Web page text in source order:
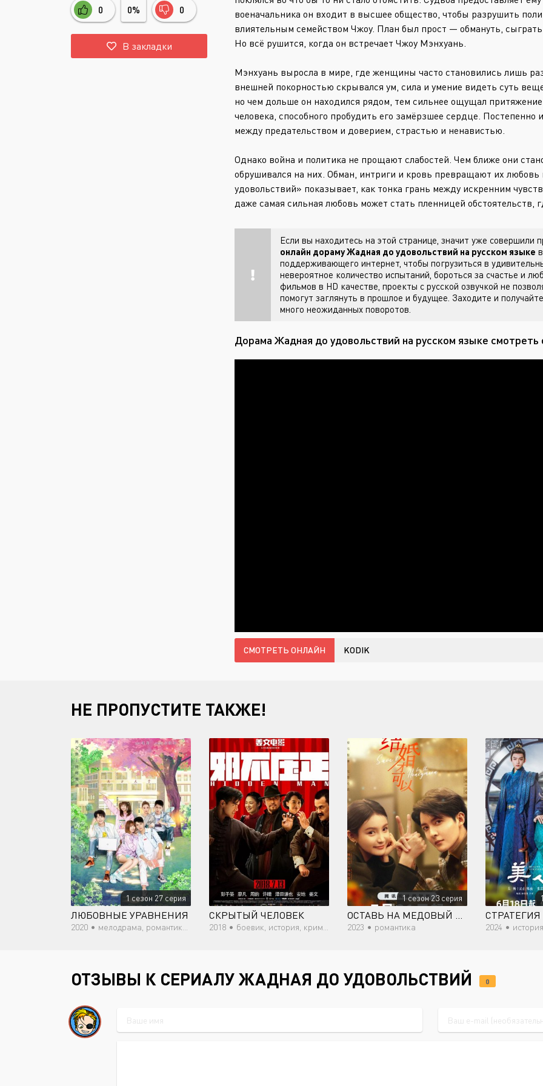
0 0% 0
В закладки
военачальника он входит в высшее общество, чтобы разрушить
влиятельным семейством Чжоу. План был прост — обмануть,
Но всё рушится, когда он встречает Чжоу Мэнхуань.
Мэнхуань выросла в мире, где женщины часто становились лишь
внешней покорностью скрывался ум, сила и умение видеть суть
но чем дольше он находился рядом, тем сильнее ощущал
человека, способного пробудить его замёрзшее сердце.
между предательством и доверием, страстью и ненавистью.
Однако война и политика не прощают слабостей. Чем ближе они
обрушивался на них. Обман, интриги и кровь превращают их
удовольствий» показывает, как тонка грань между искренним
даже самая сильная любовь может стать пленницей
Если вы находитесь на этой странице, значит уже
онлайн дораму Жадная до удовольствий на русском языке
поддерживающего интернет, чтобы погрузиться в
невероятное количество испытаний, бороться за счастье и
фильмов в HD качестве, проекты с русской озвучкой не
помогут заглянуть в прошлое и будущее. Заходите и
много неожиданных поворотов.
Дорама Жадная до удовольствий на русском языке смотреть
СМОТРЕТЬ ОНЛАЙН KODIK
НЕ ПРОПУСТИТЕ ТАКЖЕ!
1 сезон 27 серия
ЛЮБОВНЫЕ УРАВНЕНИЯ
2020 • мелодрама, романтика, повседневность, молодость, драма
СКРЫТЫЙ ЧЕЛОВЕК
2018 • боевик, история, криминал
1 сезон 23 серия
ОСТАВЬ НА МЕДОВЫЙ МЕСЯЦ
2023 • романтика 2024 •
ОТЗЫВЫ К СЕРИАЛУ ЖАДНАЯ ДО УДОВОЛЬСТВИЙ 0